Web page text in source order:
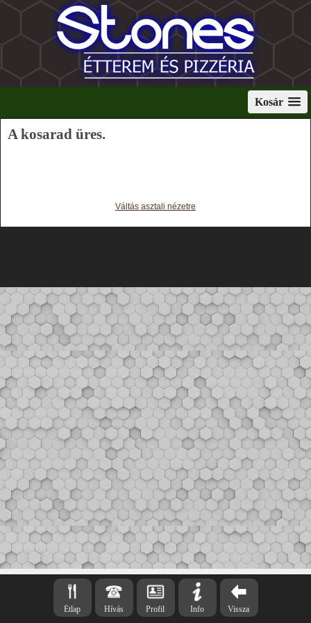
Kosár
A kosarad üres.
Váltás asztali nézetre
Étlap Hívás Profil Info Vissza